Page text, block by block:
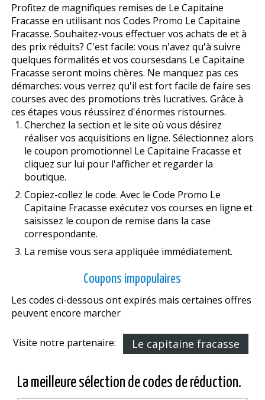
Profitez de magnifiques remises de Le Capitaine
Fracasse en utilisant nos Codes Promo Le Capitaine
Fracasse. Souhaitez-vous effectuer vos achats de et à
des prix réduits? C'est facile: vous n'avez qu'à suivre
quelques formalités et vos coursesdans Le Capitaine
Fracasse seront moins chères. Ne manquez pas ces
démarches: vous verrez qu'il est fort facile de faire ses
courses avec des promotions très lucratives. Grâce à
ces étapes vous réussirez d'énormes ristournes.
Cherchez la section et le site où vous désirez
réaliser vos acquisitions en ligne. Sélectionnez alors
le coupon promotionnel Le Capitaine Fracasse et
cliquez sur lui pour l'afficher et regarder la
boutique.
Copiez-collez le code. Avec le Code Promo Le
Capitaine Fracasse exécutez vos courses en ligne et
saisissez le coupon de remise dans la case
correspondante.
La remise vous sera appliquée immédiatement.
Coupons impopulaires
Les codes ci-dessous ont expirés mais certaines offres
peuvent encore marcher
Visite notre partenaire: Le capitaine fracasse
La meilleure sélection de codes de réduction.